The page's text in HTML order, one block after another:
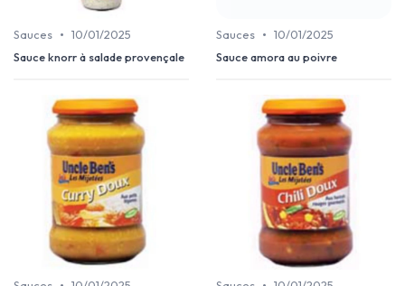
Sauces • 10/01/2025
Sauce knorr à salade provençale
Sauces • 10/01/2025
Sauce amora au poivre